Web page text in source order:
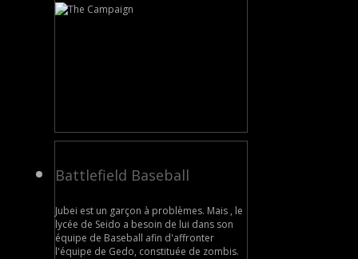
Battlefield Baseball
Jubei est un garçon à problèmes. Mais , le
lycée de Seido a besoin de lui dans son
équipe de Baseball afin d'affronter
l'équipe de Gedo, constituée de zombis.